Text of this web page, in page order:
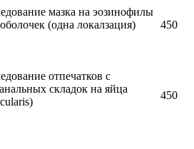
мазка на эозинофилы
(одна локалзация)
450
отпечатков с
складок на яйца
450